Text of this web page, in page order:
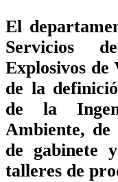
El
Servicios
Explosivos de
de la
de la
Ambiente,
de gabinete
talleres de